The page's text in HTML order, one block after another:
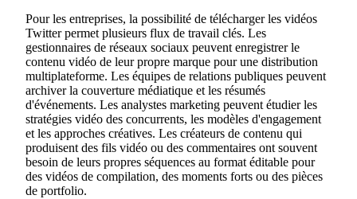
Pour les entreprises, la possibilité de télécharger les vidéos
Twitter permet plusieurs flux de travail clés. Les
gestionnaires de réseaux sociaux peuvent enregistrer le
contenu vidéo de leur propre marque pour une distribution
multiplateforme. Les équipes de relations publiques peuvent
archiver la couverture médiatique et les résumés
d'événements. Les analystes marketing peuvent étudier les
stratégies vidéo des concurrents, les modèles d'engagement
et les approches créatives. Les créateurs de contenu qui
produisent des fils vidéo ou des commentaires ont souvent
besoin de leurs propres séquences au format éditable pour
des vidéos de compilation, des moments forts ou des pièces
de portfolio.